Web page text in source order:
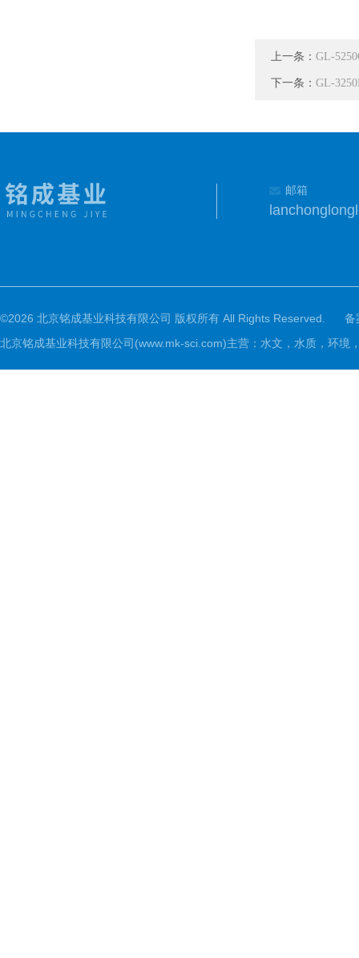
上一条： GL-
下一条： GL-
邮箱
©2026 北京铭成基业科技有限公司 版权所有 All Rights Reserved.
备
北京铭成基业科技有限公司(www.mk-sci.com)主营：水文，水质，环境